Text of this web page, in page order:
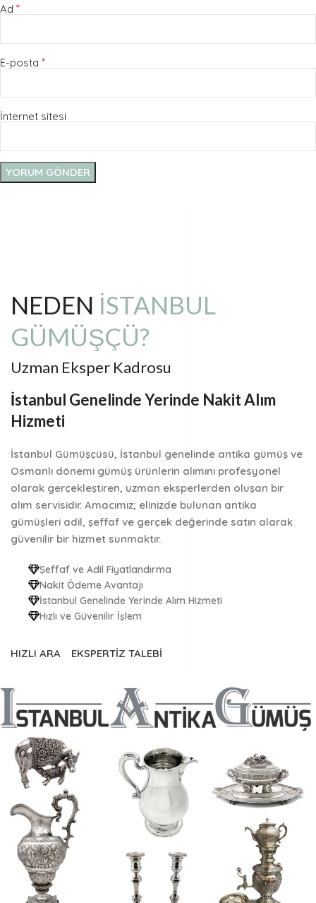
Ad *
E-posta *
İnternet sitesi
NEDEN İSTANBUL
GÜMÜŞÇÜ?
Uzman Eksper Kadrosu
İstanbul Genelinde Yerinde Nakit Alım
Hizmeti
İstanbul Gümüşçüsü, İstanbul genelinde antika gümüş ve
Osmanlı dönemi gümüş ürünlerin alımını profesyonel
olarak gerçekleştiren, uzman eksperlerden oluşan bir
alım servisidir. Amacımız; elinizde bulunan antika
gümüşleri adil, şeffaf ve gerçek değerinde satın alarak
güvenilir bir hizmet sunmaktır.
Şeffaf ve Adil Fiyatlandırma
Nakit Ödeme Avantajı
İstanbul Genelinde Yerinde Alım Hizmeti
Hızlı ve Güvenilir İşlem
HIZLI ARA EKSPERTİZ TALEBİ